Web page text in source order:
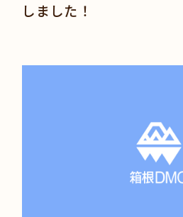
しました！